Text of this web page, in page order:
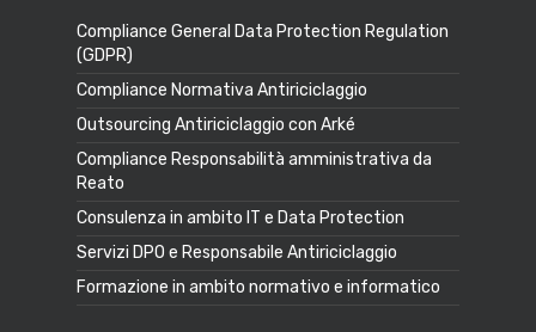
Compliance General Data Protection Regulation
(GDPR)
Compliance Normativa Antiriciclaggio
Outsourcing Antiriciclaggio con Arké
Compliance Responsabilità amministrativa da
Reato
Consulenza in ambito IT e Data Protection
Servizi DPO e Responsabile Antiriciclaggio
Formazione in ambito normativo e informatico